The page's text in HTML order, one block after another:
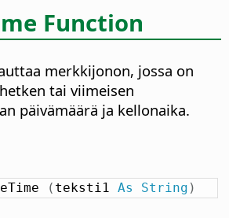
Function
merkkijonon, jossa on
tai viimeisen
päivämäärä ja kellonaika.
( teksti1 As String )